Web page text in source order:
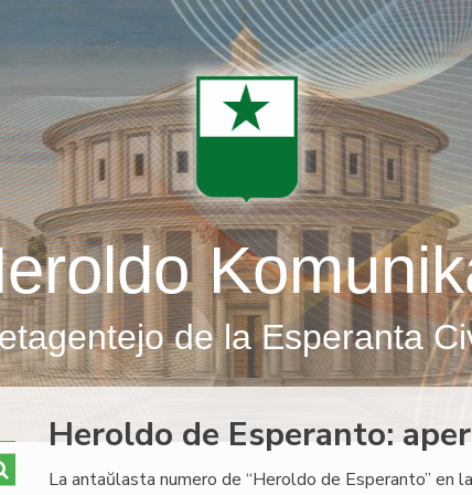
de la Esperanta
Heroldo de Esperanto:
La antaŭlasta numero de “Heroldo de Esperanto” en